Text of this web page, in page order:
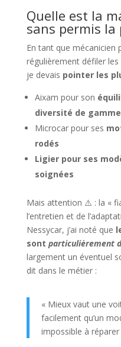
Quelle est la
sans permis la
En tant que mécanicien
régulièrement défiler
je devais pointer les
Aixam pour son
diversité de gamme
Microcar pour ses
rodés
Ligier pour ses
soignées
Mais attention ⚠️ : la «
l’entretien et de
Nessycar, j’ai noté que
sont particulièrement
largement un éventuel
dit dans le métier :
« Mieux vaut une
facilement qu’un
impossible à réparer